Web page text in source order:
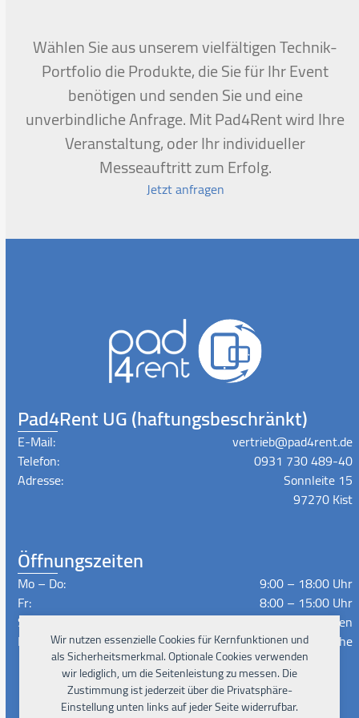
Wir nutzen essenzielle Cookies für Kernfunktionen und
als Sicherheitsmerkmal. Optionale Cookies verwenden
wir lediglich, um die Seitenleistung zu messen. Die
Zustimmung ist jederzeit über die Privatsphäre-
Einstellung unten links auf jeder Seite widerrufbar.
first
slide
Wählen Sie aus unserem vielfältigen Technik-
Portfolio die Produkte, die Sie für Ihr Event
benötigen und senden Sie und eine
unverbindliche Anfrage. Mit Pad4Rent wird Ihre
Veranstaltung, oder Ihr individueller
Messeauftritt zum Erfolg.
Jetzt anfragen
Pad4Rent UG (haftungsbeschränkt)
E-Mail:
vertrieb@pad4rent.de
Telefon:
0931 730 489-40
Adresse:
Sonnleite 15
97270 Kist
Öffnungszeiten
Mo – Do:
9:00 – 18:00 Uhr
Fr:
8:00 – 15:00 Uhr
Sa – So:
Geschlossen
Lieferzeiten:
Nach Absprache
Instagram
Facebook
XingLinkedIn
YouTube